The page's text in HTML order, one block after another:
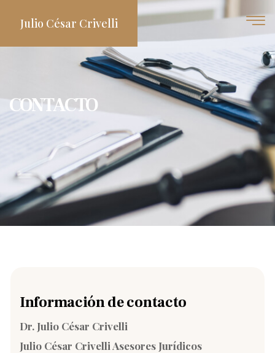
Julio César Crivelli
CONTACTO
Información de contacto
Dr. Julio César Crivelli
Julio César Crivelli Asesores Jurídicos